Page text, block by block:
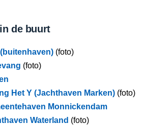
de buurt
(foto)
(foto)
Het Y (Jachthaven Marken) (foto)
Monnickendam
Waterland (foto)